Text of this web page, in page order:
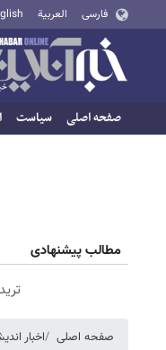
فارسی العربية
صفحه اصلی سیاست
مطالب پیشنهادی
ترید EURUSD با اسپرد از صفر پیپ
صفحه اصلی اخبار